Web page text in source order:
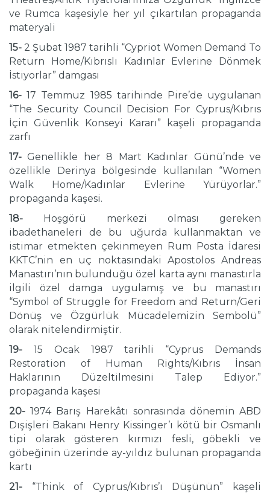
ve Rumca kaşesiyle her yıl çıkartılan propaganda
materyali
15- 2 Şubat 1987 tarihli “Cypriot Women Demand To
Return Home/Kıbrıslı Kadınlar Evlerine Dönmek
İstiyorlar” damgası
16- 17 Temmuz 1985 tarihinde Pire’de uygulanan
“The Security Council Decision For Cyprus/Kıbrıs
İçin Güvenlik Konseyi Kararı” kaşeli propaganda
zarfı
17- Genellikle her 8 Mart Kadınlar Günü’nde ve
özellikle Derinya bölgesinde kullanılan “Women
Walk Home/Kadınlar Evlerine Yürüyorlar.”
propaganda kaşesi.
18- Hoşgörü merkezi olması gereken
ibadethaneleri de bu uğurda kullanmaktan ve
istimar etmekten çekinmeyen Rum Posta İdaresi
KKTC’nin en uç noktasındaki Apostolos Andreas
Manastırı’nın bulunduğu özel karta aynı manastırla
ilgili özel damga uygulamış ve bu manastırı
“Symbol of Struggle for Freedom and Return/Geri
Dönüş ve Özgürlük Mücadelemizin Sembolü”
olarak nitelendirmiştir.
19- 15 Ocak 1987 tarihli “Cyprus Demands
Restoration of Human Rights/Kıbrıs İnsan
Haklarının Düzeltilmesini Talep Ediyor.”
propaganda kaşesi
20- 1974 Barış Harekâtı sonrasında dönemin ABD
Dışişleri Bakanı Henry Kissinger’ı kötü bir Osmanlı
tipi olarak gösteren kırmızı fesli, göbekli ve
göbeğinin üzerinde ay-yıldız bulunan propaganda
kartı
21- “Think of Cyprus/Kıbrıs’ı Düşünün” kaşeli